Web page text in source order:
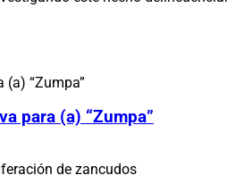
para (a) “Zumpa”